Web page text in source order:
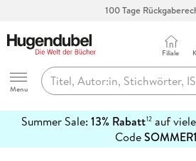
100 Tage
Hugendubel
Menu
Filiale
Summer Sale: 13% Rabatt12auf
Code
erfahren